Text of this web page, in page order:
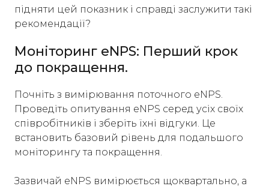
підняти цей показник і справді заслужити такі
рекомендації?
Моніторинг eNPS: Перший крок
до покращення.
Почніть з вимірювання поточного eNPS.
Проведіть опитування eNPS серед усіх своїх
співробітників і зберіть їхні відгуки. Це
встановить базовий рівень для подальшого
моніторингу та покращення.
Зазвичай eNPS вимірюється щоквартально, а